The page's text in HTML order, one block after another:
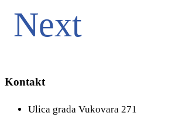
Next
Kontakt
Ulica grada Vukovara 271